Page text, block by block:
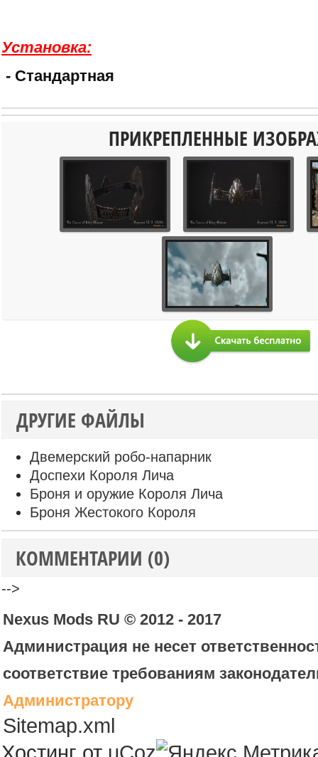
Установка:
- Стандартная
ПРИКРЕПЛЕННЫЕ
ДРУГИЕ ФАЙЛЫ
Двемерский робо-напарник
Доспехи Короля Лича
Броня и оружие Короля Лича
Броня Жестокого Короля
КОММЕНТАРИИ (0)
-->
Nexus Mods RU © 2012 - 2017
Администрация не несет
соответствие требованиям
Администратору
Sitemap.xml